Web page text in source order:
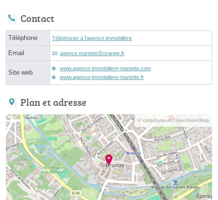
Contact
Téléphone Téléphoner à l'agence immobilière
Email agence.marietteⓐorange.fr
Site web
www.agence-immobiliere-mariette.com
www.agence-immobiliere-mariette.fr
Plan et adresse
© contributeurs OpenStreetMap